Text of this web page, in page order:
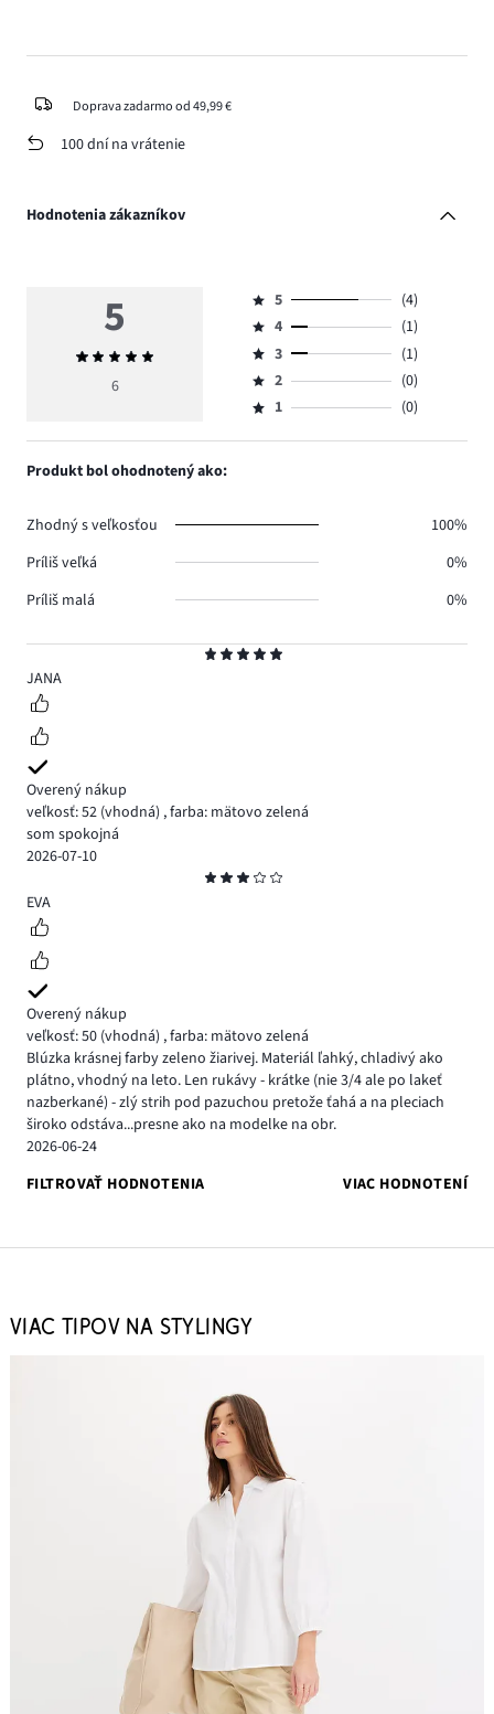
Doprava zadarmo od 49,99 €
100 dní na vrátenie
Hodnotenia zákazníkov
5
JANA
Overený nákup
veľkosť: 52 (vhodná) ,farba: mätovo zelená
som spokojná
2026-07-10
3
EVA
Overený nákup
veľkosť: 50 (vhodná) ,farba: mätovo zelená
Blúzka krásnej farby zeleno žiarivej. Materiál ľahký, chladivý ako
plátno, vhodný na leto. Len rukávy - krátke (nie 3/4 ale po lakeť
nazberkané) - zlý strih pod pazuchou pretože ťahá a na pleciach
široko odstáva...presne ako na modelke na obr.
2026-06-24
FILTROVAŤ HODNOTENIA
VIAC HODNOTENÍ
5
Priemerné
hodnotenie
6
Hodnotenie
5,
počet
hlasov
4.
5
(4)
Hodnotenie
4,
počet
hlasov
4
(1)
Hodnotenie
3,
počet
3
(1)
Hodnotenie
2,
2
(0)
Hodnotenie
1,
1 (0)
Produkt bol ohodnotený ako:
Zhodný s veľkosťou
100%
Príliš veľká
0%
Príliš malá
0%
VIAC TIPOV NA STYLINGY